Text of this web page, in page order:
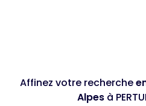
Affinez votre recherche
Alpes à